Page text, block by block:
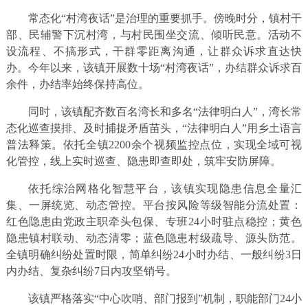
常态化“村湾夜话”是治理的重要抓手。傍晚时分，镇村干
部、民辅警下沉村湾，与村民围坐交流、倾听民意。活动不
设流程、不搞形式，干群零距离沟通，让群众诉求直达快
办。今年以来，该镇开展数十场“村湾夜话”，办结群众诉求百
余件，办结率始终保持高位。
同时，该镇配齐数百名湾长和多名“法律明白人”，湾长常
态化巡查摸排、及时捕捉矛盾苗头，“法律明白人”用乡土语言
普法释策。依托全镇2200余个视频监控点位，实现全域可视
化管控，线上实时巡查、隐患即查即处，筑牢安防屏障。
依托综治网格化智慧平台，该镇实现隐患信息全量汇
集、一屏统览、动态管控。平台按风险等级智能分流处置：
红色隐患由党政主职牵头包保、专班24小时驻点稳控；黄色
隐患镇村联动、动态清零；蓝色隐患村级疏导、源头防范。
全镇明确纠纷处置时限，简单纠纷24小时办结、一般纠纷3日
内办结、复杂纠纷7日内攻坚销号。
该镇严格落实“中心吹哨、部门报到”机制，职能部门24小